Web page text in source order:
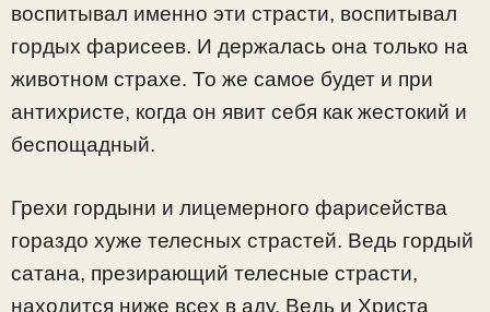
воспитывал именно эти страсти, воспитывал
гордых фарисеев. И держалась она только на
животном страхе. То же самое будет и при
антихристе, когда он явит себя как жестокий и
беспощадный.
Грехи гордыни и лицемерного фарисейства
гораздо хуже телесных страстей. Ведь гордый
сатана, презирающий телесные страсти,
находится ниже всех в аду. Ведь и Христа